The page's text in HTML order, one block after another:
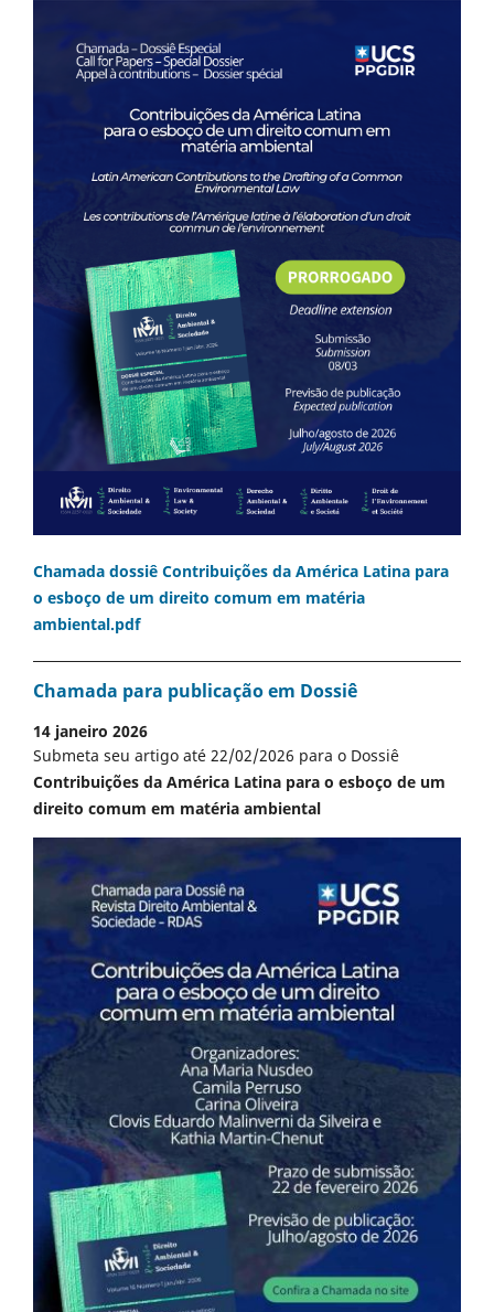
Chamada dossiê Contribuições da América Latina para
o esboço de um direito comum em matéria
ambiental.pdf
Chamada para publicação em Dossiê
14 janeiro 2026
Submeta seu artigo até 22/02/2026 para o Dossiê
Contribuições da América Latina para o esboço de um
direito comum em matéria ambiental